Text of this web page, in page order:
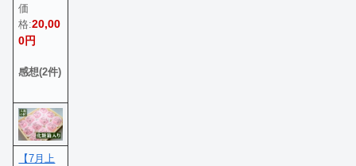
価
格:20,00
0円
感想(2件)
【7月上